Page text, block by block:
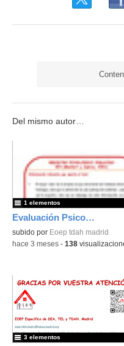
Del mismo autor…
Evaluación Psicopedagógica
subido por Eoep tdah madrid
1 elementos
-hace 3 meses - 138
3 elementos